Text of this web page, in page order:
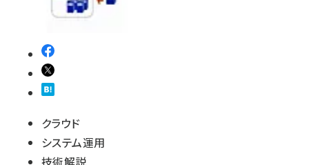
クラウド
システム運用
技術解説